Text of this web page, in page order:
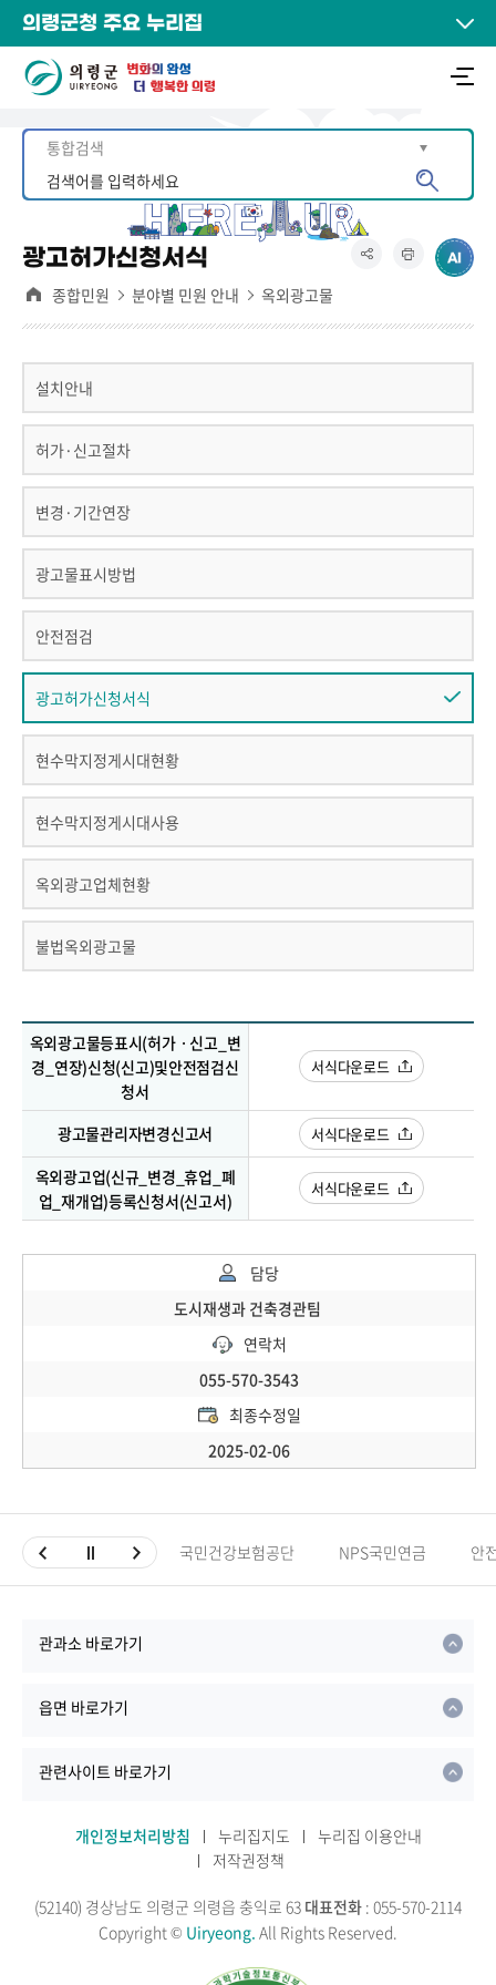
의령군청 주요 누리집
광고허가신청서식
종합민원 분야별 민원 안내 옥외광고물
설치안내
허가·신고절차
변경·기간연장
광고물표시방법
안전점검
광고허가신청서식
현수막지정게시대현황
현수막지정게시대사용
옥외광고업체현황
불법옥외광고물
옥외광고물등표시(허가ㆍ신고_변
경_연장)신청(신고)및안전점검신
청서
서식다운로드
광고물관리자변경신고서 서식다운로드
옥외광고업(신규_변경_휴업_폐
업_재개업)등록신청서(신고서)
서식다운로드
담당
도시재생과 건축경관팀
연락처
055-570-3543
최종수정일
2025-02-06
국민건강보험공단 NPS국민연금 안
관과소 바로가기
읍면 바로가기
관련사이트 바로가기
개인정보처리방침 누리집지도
누리집 이용안내
저작권정책
(52140) 경상남도 의령군 의령읍 충익로 63 대표전화 : 055-570-2114
Copyright © Uiryeong. All Rights Reserved.